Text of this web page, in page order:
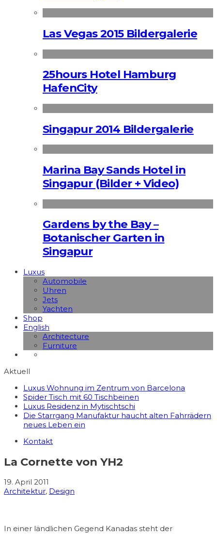
Las Vegas 2015 Bildergalerie
25hours Hotel Hamburg
HafenCity
Singapur 2014 Bildergalerie
Marina Bay Sands Hotel in
Singapur (Bilder + Video)
Gardens by the Bay –
Botanischer Garten in
Singapur
Luxus
Automobile
Uhren
Jets
Yachten
Shop
English
Architecture
Furniture
Aktuell
Luxus Wohnung im Zentrum von Barcelona
Spider Tisch mit 60 Tischbeinen
Luxus Residenz in Mytischtschi
Die Starrgang Manufaktur haucht alten Fahrrädern
neues Leben ein
Kontakt
La Cornette von YH2
19. April 2011
Architektur, Design
In einer ländlichen Gegend Kanadas steht der